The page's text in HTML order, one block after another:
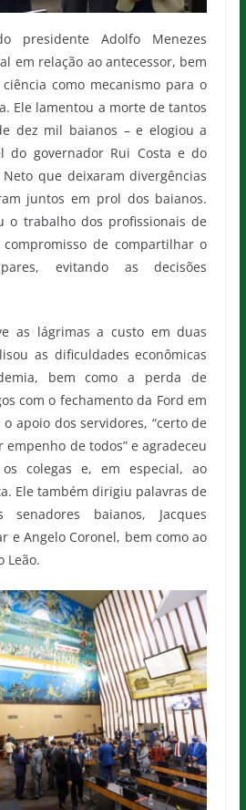
Adolfo Menezes
em relação ao antecessor, bem
como mecanismo para o
Ele lamentou a morte de tantos
dez mil baianos – e elogiou a
do governador Rui Costa e do
que deixaram divergências
juntos em prol dos baianos.
o trabalho dos profissionais de
de compartilhar o
evitando as decisões
as lágrimas a custo em duas
as dificuldades econômicas
bem como a perda de
com o fechamento da Ford em
apoio dos servidores, “certo de
de todos” e agradeceu
colegas e, em especial, ao
Ele também dirigiu palavras de
senadores baianos, Jacques
e Angelo Coronel, bem como ao
Leão.